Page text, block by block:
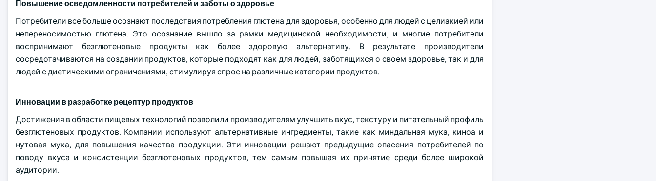
Повышение осведомленности потребителей и заботы о здоровье
Потребители все больше осознают последствия потребления глютена для здоровья, особенно для людей с целиакией или
непереносимостью глютена. Это осознание вышло за рамки медицинской необходимости, и многие потребители
воспринимают безглютеновые продукты как более здоровую альтернативу. В результате производители
сосредотачиваются на создании продуктов, которые подходят как для людей, заботящихся о своем здоровье, так и для
людей с диетическими ограничениями, стимулируя спрос на различные категории продуктов.
Инновации в разработке рецептур продуктов
Достижения в области пищевых технологий позволили производителям улучшить вкус, текстуру и питательный профиль
безглютеновых продуктов. Компании используют альтернативные ингредиенты, такие как миндальная мука, киноа и
нутовая мука, для повышения качества продукции. Эти инновации решают предыдущие опасения потребителей по
поводу вкуса и консистенции безглютеновых продуктов, тем самым повышая их принятие среди более широкой
аудитории.